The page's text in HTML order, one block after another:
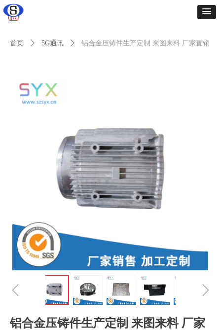
首页 ꄲ 5G通讯 ꄲ 铝合金压铸件生产定制 来图来料 厂家直销
ꁆ ꁇ
铝合金压铸件生产定制 来图来料 厂家